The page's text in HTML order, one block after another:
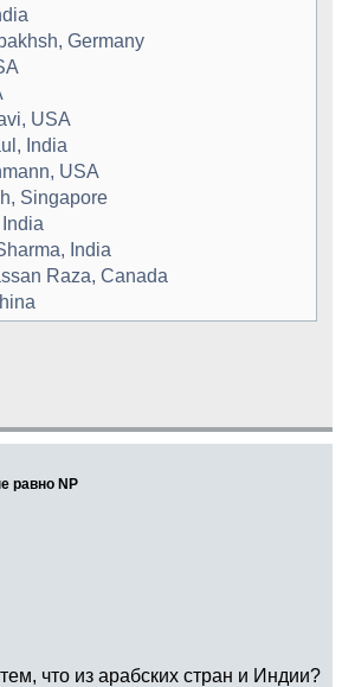
Germany
USA
India
USA
Singapore
India
Raza, Canada
равно NP
что из арабских стран и Индии?